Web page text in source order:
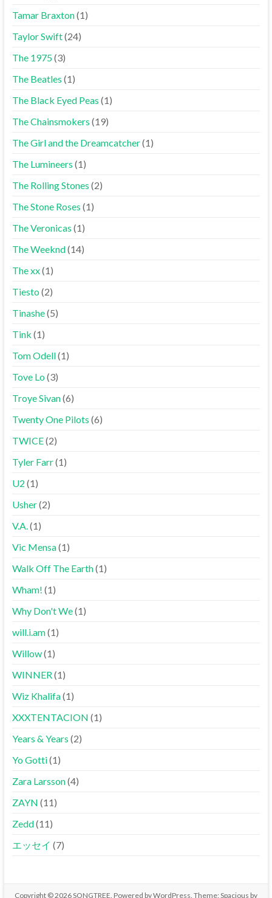
Tamar Braxton(1)
Taylor Swift(24)
The 1975(3)
The Beatles (1)
The Black Eyed Peas (1)
The Chainsmokers (19)
The Girl and the Dreamcatcher(1)
The Lumineers (1)
The Rolling Stones (2)
The Stone Roses (1)
The Veronicas (1)
The Weeknd(14)
The xx(1)
Tiesto(2)
Tinashe(5)
Tink (1)
Tom Odell(1)
Tove Lo(3)
Troye Sivan(6)
Twenty One Pilots (6)
TWICE(2)
Tyler Farr(1)
U2 (1)
Usher(2)
V.A.(1)
Vic Mensa(1)
Walk Off The Earth(1)
Wham! (1)
Why Don't We(1)
will.i.am(1)
Willow(1)
WINNER(1)
Wiz Khalifa(1)
XXXTENTACION (1)
Years & Years (2)
Yo Gotti(1)
Zara Larsson(4)
ZAYN (11)
Zedd(11)
エッセイ (7)
Copyright © 2026SONGTREE . Powered byWordPress . Theme: Spacious by